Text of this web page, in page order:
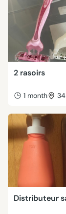
2 rasoirs
1 month
Distributeur